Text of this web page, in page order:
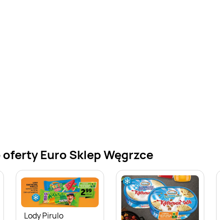
Euro Sklep Węgrzce
Lody Pirulo